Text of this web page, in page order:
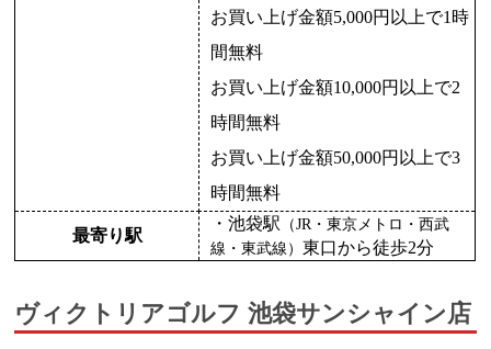
お買い上げ金額5,000円以上で1時
間無料
お買い上げ金額10,000円以上で2
時間無料
お買い上げ金額50,000円以上で3
時間無料
最寄り駅
・池袋駅 （JR・東京メトロ・西武
線・東武線） 東口から徒歩2分
ヴィクトリアゴルフ 池袋サンシャイン店